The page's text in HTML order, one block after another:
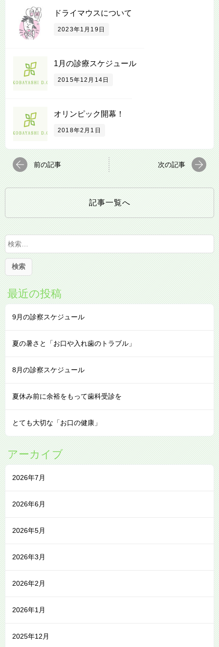
ドライマウスについて
2023年1月19日
1月の診療スケジュール
2015年12月14日
オリンピック開幕！
2018年2月1日
前の記事 次の記事
記事一覧へ
検
索
:
最近の投稿
9月の診察スケジュール
夏の暑さと「お口や入れ歯のトラブル」
8月の診察スケジュール
夏休み前に余裕をもって歯科受診を
とても大切な「お口の健康」
アーカイブ
2026年7月
2026年6月
2026年5月
2026年3月
2026年2月
2026年1月
2025年12月